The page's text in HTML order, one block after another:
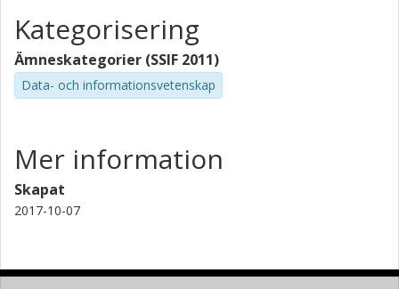
Kategorisering
Ämneskategorier (SSIF 2011)
Data- och informationsvetenskap
Mer information
Skapat
2017-10-07